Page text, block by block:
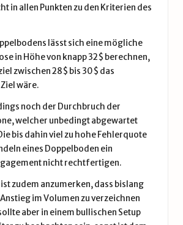
in allen Punkten zu den Kriterien des
lässt sich eine mögliche
in Höhe von knapp 32$ berechnen,
zwischen 28$ bis 30$ das
wäre.
noch der Durchbruch der
welcher unbedingt abgewartet
bis dahin viel zu hohe Fehlerquote
eines Doppelboden ein
nicht rechtfertigen.
ist zudem anzumerken, dass bislang
im Volumen zu verzeichnen
aber in einem bullischen Setup